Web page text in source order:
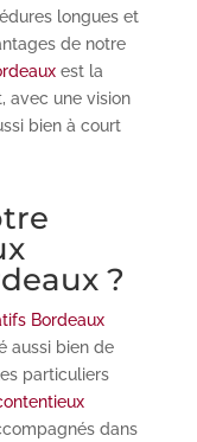
longues et
de notre
est la
avec une vision
bien à court
?
Bordeaux
aussi bien de
particuliers
dans